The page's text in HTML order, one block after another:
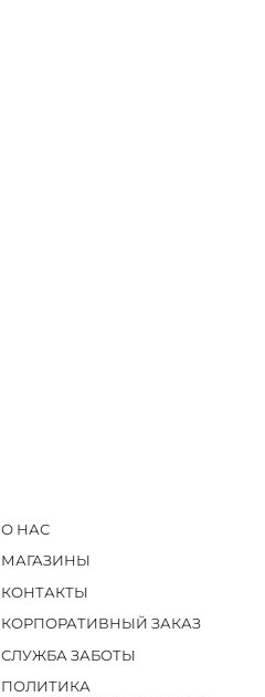
О НАС
МАГАЗИНЫ
КОНТАКТЫ
КОРПОРАТИВНЫЙ ЗАКАЗ
СЛУЖБА ЗАБОТЫ
ПОЛИТИКА